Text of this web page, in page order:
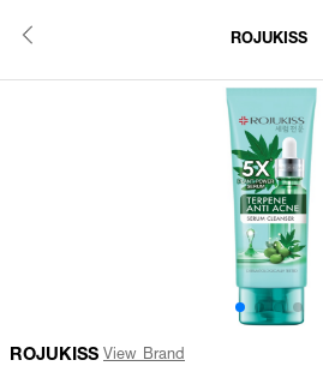
ROJUKISS
ROJUKISS View Brand